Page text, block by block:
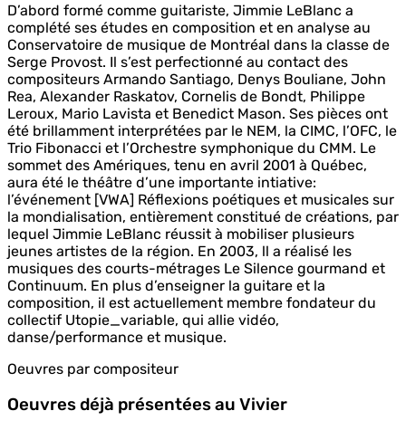
D’abord formé comme guitariste, Jimmie LeBlanc a
complété ses études en composition et en analyse au
Conservatoire de musique de Montréal dans la classe de
Serge Provost. Il s’est perfectionné au contact des
compositeurs Armando Santiago, Denys Bouliane, John
Rea, Alexander Raskatov, Cornelis de Bondt, Philippe
Leroux, Mario Lavista et Benedict Mason. Ses pièces ont
été brillamment interprétées par le NEM, la CIMC, l’OFC, le
Trio Fibonacci et l’Orchestre symphonique du CMM. Le
sommet des Amériques, tenu en avril 2001 à Québec,
aura été le théâtre d’une importante intiative:
l’événement [VWA] Réflexions poétiques et musicales sur
la mondialisation, entièrement constitué de créations, par
lequel Jimmie LeBlanc réussit à mobiliser plusieurs
jeunes artistes de la région. En 2003, ll a réalisé les
musiques des courts-métrages Le Silence gourmand et
Continuum. En plus d’enseigner la guitare et la
composition, il est actuellement membre fondateur du
collectif Utopie_variable, qui allie vidéo,
danse/performance et musique.
Oeuvres par compositeur
Oeuvres déjà présentées au Vivier